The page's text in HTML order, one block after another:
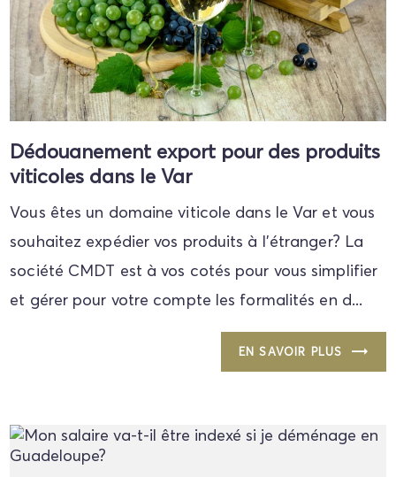
Dédouanement export pour des produits
viticoles dans le Var
Vous êtes un domaine viticole dans le Var et vous
souhaitez expédier vos produits à l'étranger? La
société CMDT est à vos cotés pour vous simplifier
et gérer pour votre compte les formalités en d...
EN SAVOIR PLUS